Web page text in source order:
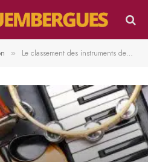
» Le classement des instruments de musique par difficulté : lequel choisir pour débuter ?